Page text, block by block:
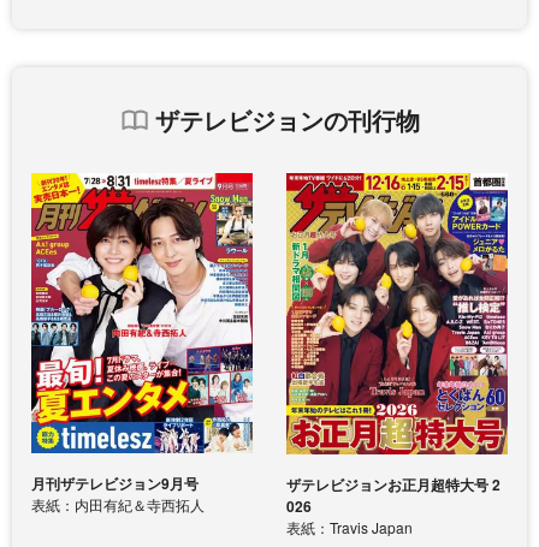
ザテレビジョンの刊行物
月刊ザテレビジョン9月号
表紙：内田有紀＆寺西拓人
ザテレビジョンお正月超特大号 2
026
表紙：Travis Japan